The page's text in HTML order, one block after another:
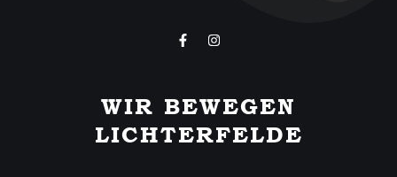
F
a
o
o
k
-
I
n
g
r
a
m
WIR BEWEGEN
LICHTERFELDE